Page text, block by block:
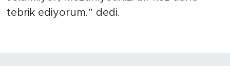
tebrik ediyorum.” dedi.